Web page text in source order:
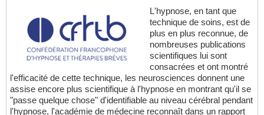
L'hypnose, en tant que
technique de soins, est de
plus en plus reconnue, de
nombreuses publications
scientifiques lui sont
consacrées et ont montré
l'efficacité de cette technique, les neurosciences donnent une
assise encore plus scientifique à l'hypnose en montrant qu'il se
"passe quelque chose" d'identifiable au niveau cérébral pendant
l'hypnose, l'académie de médecine reconnaît dans un rapport